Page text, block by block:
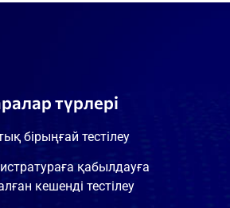
түрлері
бірыңғай тестілеу
қабылдауға
кешенді тестілеу